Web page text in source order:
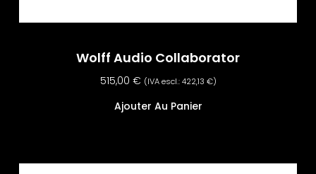
Wolff Audio Collaborator
515,00 € (IVA escl.:422,13 €)
Ajouter Au Panier